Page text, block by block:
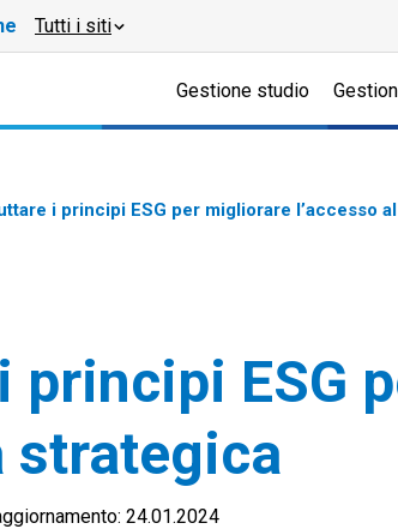
Tutti i siti
Gestione studio
i principi ESG per migliorare l’accesso
principi ESG
strategica
24.01.2024